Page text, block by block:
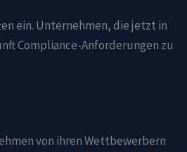
ein. Unternehmen, die jetzt in
Compliance-Anforderungen zu
von ihren Wettbewerbern